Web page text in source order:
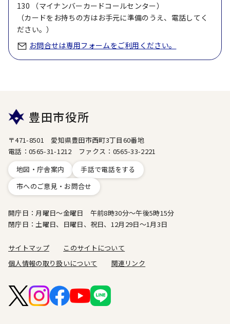
130 （マイナンバーカードコールセンター）
（カードをお持ちの方はお手元に準備のうえ、電話してく
ださい。）
お問合せは専用フォームをご利用ください。
豊田市役所
〒471-8501 愛知県豊田市西町3丁目60番地
電話：0565-31-1212 ファクス：0565-33-2221
地図・庁舎案内
手話で電話をする
市へのご意見・お問合せ
開庁日：月曜日～金曜日 午前8時30分～午後5時15分
閉庁日：土曜日、日曜日、祝日、12月29日～1月3日
サイトマップ
このサイトについて
個人情報の取り扱いについて
関連リンク